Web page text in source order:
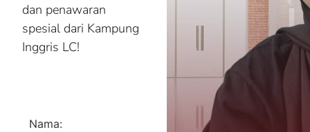
dan penawaran
spesial dari Kampung
Inggris LC!
Nama: